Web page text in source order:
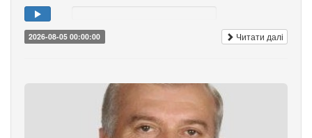
2026-08-05 00:00:00 Читати далі